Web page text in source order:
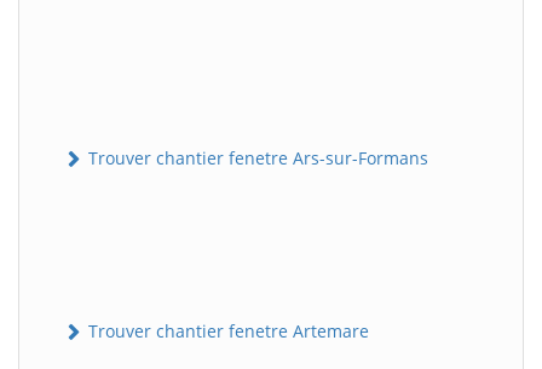
Trouver chantier fenetre Ars-sur-Formans
Trouver chantier fenetre Artemare